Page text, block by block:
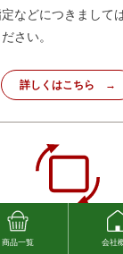
商品一覧 会社
などにつきまして
さい。
詳しくはこちら
返品・交換につい